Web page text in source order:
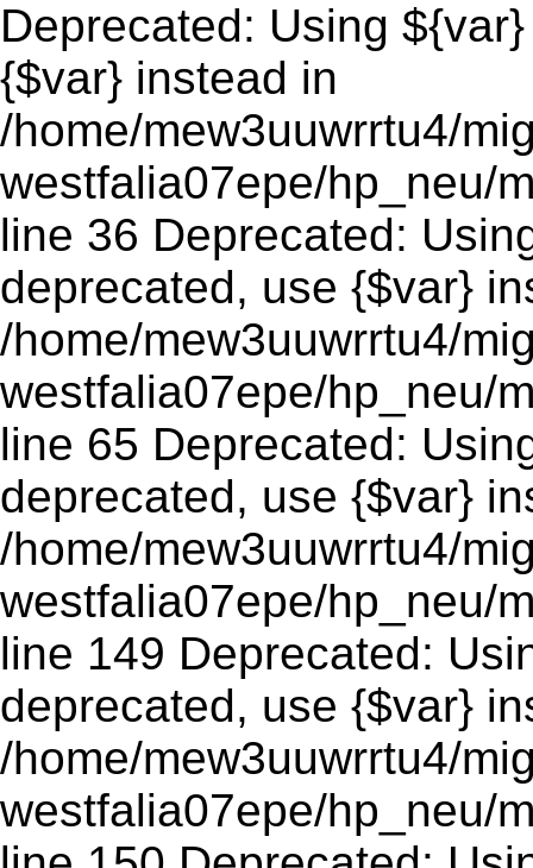
Deprecated: Using
{$var} instead in
/home/mew3uuwrrtu4/
westfalia07epe/hp_neu/
line 36 Deprecated:
deprecated, use {$var}
/home/mew3uuwrrtu4/
westfalia07epe/hp_neu/
line 65 Deprecated:
deprecated, use {$var}
/home/mew3uuwrrtu4/
westfalia07epe/hp_neu/
line 149 Deprecated:
deprecated, use {$var}
/home/mew3uuwrrtu4/
westfalia07epe/hp_neu/